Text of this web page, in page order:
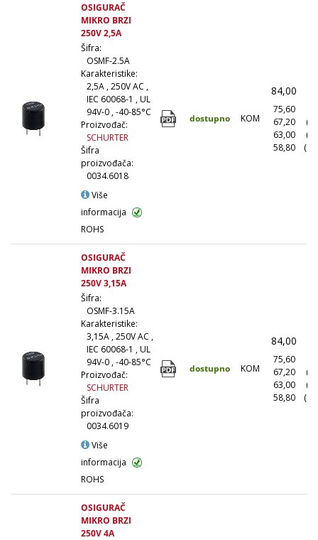
OSIGURAČ
MIKRO BRZI
250V 2,5A
Šifra:
OSMF-2.5A
Karakteristike:
2,5A , 250V AC ,
IEC 60068-1 , UL
94V-0 , -40-85°C
Proizvođač:
SCHURTER
Šifra
proizvođača:
0034.6018
Više
informacija
ROHS
dostupno KOM
84,00
75,60
67,20
63,00
58,80
OSIGURAČ
MIKRO BRZI
250V 3,15A
Šifra:
OSMF-3.15A
Karakteristike:
3,15A , 250V AC ,
IEC 60068-1 , UL
94V-0 , -40-85°C
Proizvođač:
SCHURTER
Šifra
proizvođača:
0034.6019
Više
informacija
ROHS
dostupno KOM
84,00
75,60
67,20
63,00
58,80
OSIGURAČ
MIKRO BRZI
250V 4A